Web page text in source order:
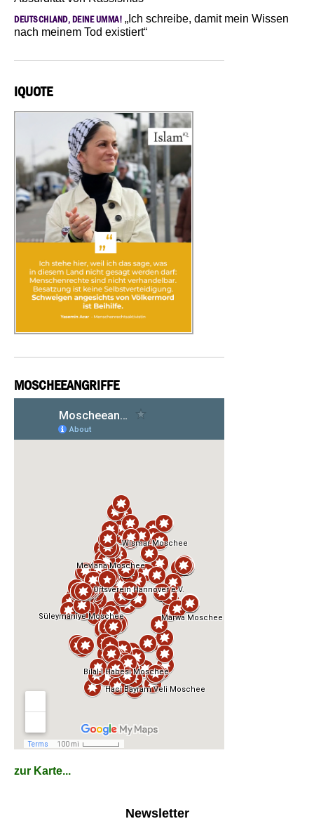
DEUTSCHLAND, DEINE UMMA! „Ich schreibe, damit mein Wissen
nach meinem Tod existiert“
IQUOTE
MOSCHEEANGRIFFE
zur Karte...
Newsletter